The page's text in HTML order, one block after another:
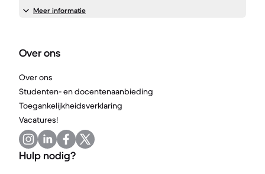
Meer informatie
Over ons
Over ons
Studenten- en docentenaanbieding
Toegankelijkheidsverklaring
Vacatures!
Hulp nodig?